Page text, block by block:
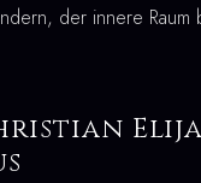
der innere